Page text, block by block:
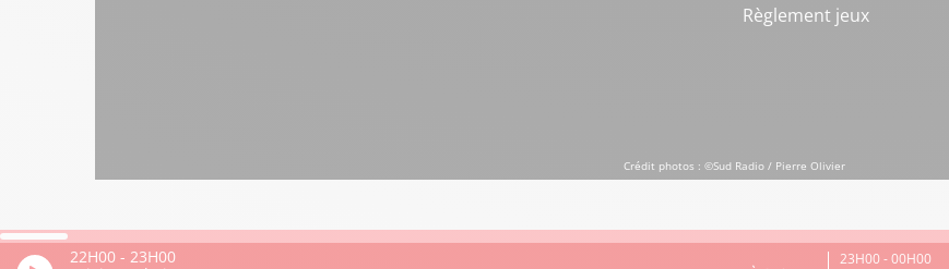
Règlement jeux
Crédit photos : ©Sud Radio / Pierre Olivier
22H00 - 23H00
23H00 - 00H00